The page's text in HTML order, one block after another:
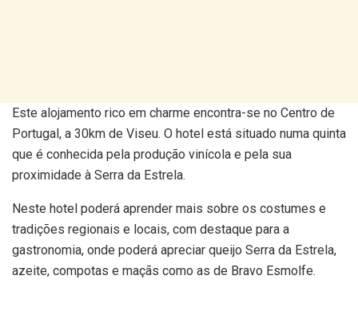
Este alojamento rico em charme encontra-se no Centro de
Portugal, a 30km de Viseu. O hotel está situado numa quinta
que é conhecida pela produção vinícola e pela sua
proximidade à Serra da Estrela.
Neste hotel poderá aprender mais sobre os costumes e
tradições regionais e locais, com destaque para a
gastronomia, onde poderá apreciar queijo Serra da Estrela,
azeite, compotas e maçãs como as de Bravo Esmolfe.